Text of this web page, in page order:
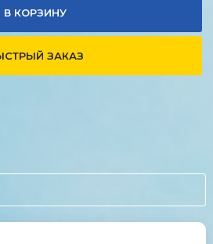
В КОРЗИНУ
ЗАКАЗ